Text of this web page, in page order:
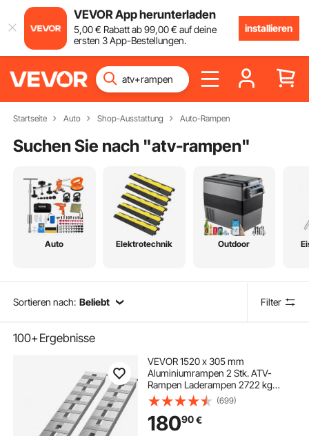
VEVOR App herunterladen
5,00€ Rabatt ab99,00€ auf deine
ersten 3 App-Bestellungen.
installieren
Startseite Auto Shop-Ausstattung Auto-Rampen
Suchen Sie nach "atv-rampen"
Auto Elektrotechnik Outdoor
Sortieren nach: Beliebt Filter
100+Ergebnisse
VEVOR 1520 x 305 mm
Aluminiumrampen 2 Stk. ATV-
Rampen Laderampen 2722 kg
Kapazität Bis zu 406 mm Ladehöhe
(699)
18090€